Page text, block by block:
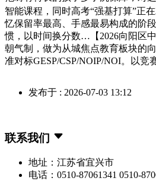
智能课程，同时高考“强基打算”
忆保留率最高、手感最易构成的阶
惯，以时间换分数…【2026向阳区
朝气制，做为从城焦点教育板块的
准对标GESP/CSP/NOIP/NOI。以
发布于 : 2026-07-03 13:12
联系我们
地址：江苏省宜兴市
电话：0510-87061341 0510-